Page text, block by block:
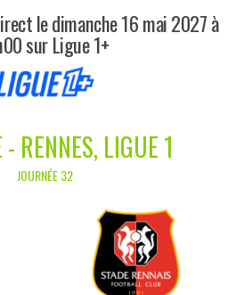
le dimanche 16 mai 2027 à
sur Ligue 1+
RENNES, LIGUE 1
JOURNÉE 32